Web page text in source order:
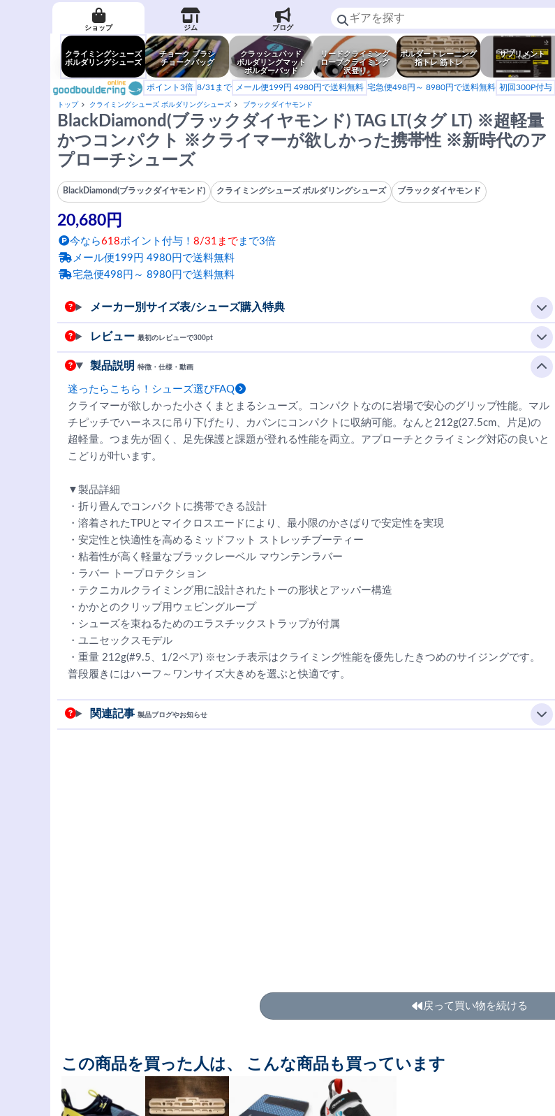
ショップ ジム ブログ
クライミングシューズ
ボルダリングシューズ
チョーク ブラシ
チョークバッグ
クラッシュパッド
ボルダリングマット
ボルダーパッド
リードクライミング
ロープクライミング
沢登り
ボルダートレーニング
指トレ 筋トレ
サプリメント
ポイント3倍 8/31まで メール便199円 4980円で送料無料 宅急便498円～ 8980円で送料無料 初回300P付与
トップ クライミングシューズ ボルダリングシューズ ブラックダイヤモンド
BlackDiamond(ブラックダイヤモンド) TAG LT(タグ LT) ※超軽量
かつコンパクト ※クライマーが欲しかった携帯性 ※新時代のア
プローチシューズ
BlackDiamond(ブラックダイヤモンド) クライミングシューズ ボルダリングシューズ ブラックダイヤモンド
20,680円
今なら618ポイント付与！ 8/31まで まで3倍
メール便199円 4980円で送料無料
宅急便498円～ 8980円で送料無料
メーカー別サイズ表/シューズ購入特典
レビュー 最初のレビューで300pt
製品説明 特徴・仕様・動画
迷ったらこちら！シューズ選びFAQ
クライマーが欲しかった小さくまとまるシューズ。コンパクトなのに岩場で安心のグリップ性能。マル
チピッチでハーネスに吊り下げたり、カバンにコンパクトに収納可能。なんと212g(27.5cm、片足)の
超軽量。つま先が固く、足先保護と課題が登れる性能を両立。アプローチとクライミング対応の良いと
こどりが叶います。
▼製品詳細
・折り畳んでコンパクトに携帯できる設計
・溶着されたTPUとマイクロスエードにより、最小限のかさばりで安定性を実現
・安定性と快適性を高めるミッドフット ストレッチブーティー
・粘着性が高く軽量なブラックレーベル マウンテンラバー
・ラバー トープロテクション
・テクニカルクライミング用に設計されたトーの形状とアッパー構造
・かかとのクリップ用ウェビングループ
・シューズを束ねるためのエラスチックストラップが付属
・ユニセックスモデル
・重量 212g(#9.5、1/2ペア) ※センチ表示はクライミング性能を優先したきつめのサイジングです。
普段履きにはハーフ～ワンサイズ大きめを選ぶと快適です。
関連記事 製品ブログやお知らせ
戻って買い物を続ける
この商品を買った人は、 こんな商品も買っています